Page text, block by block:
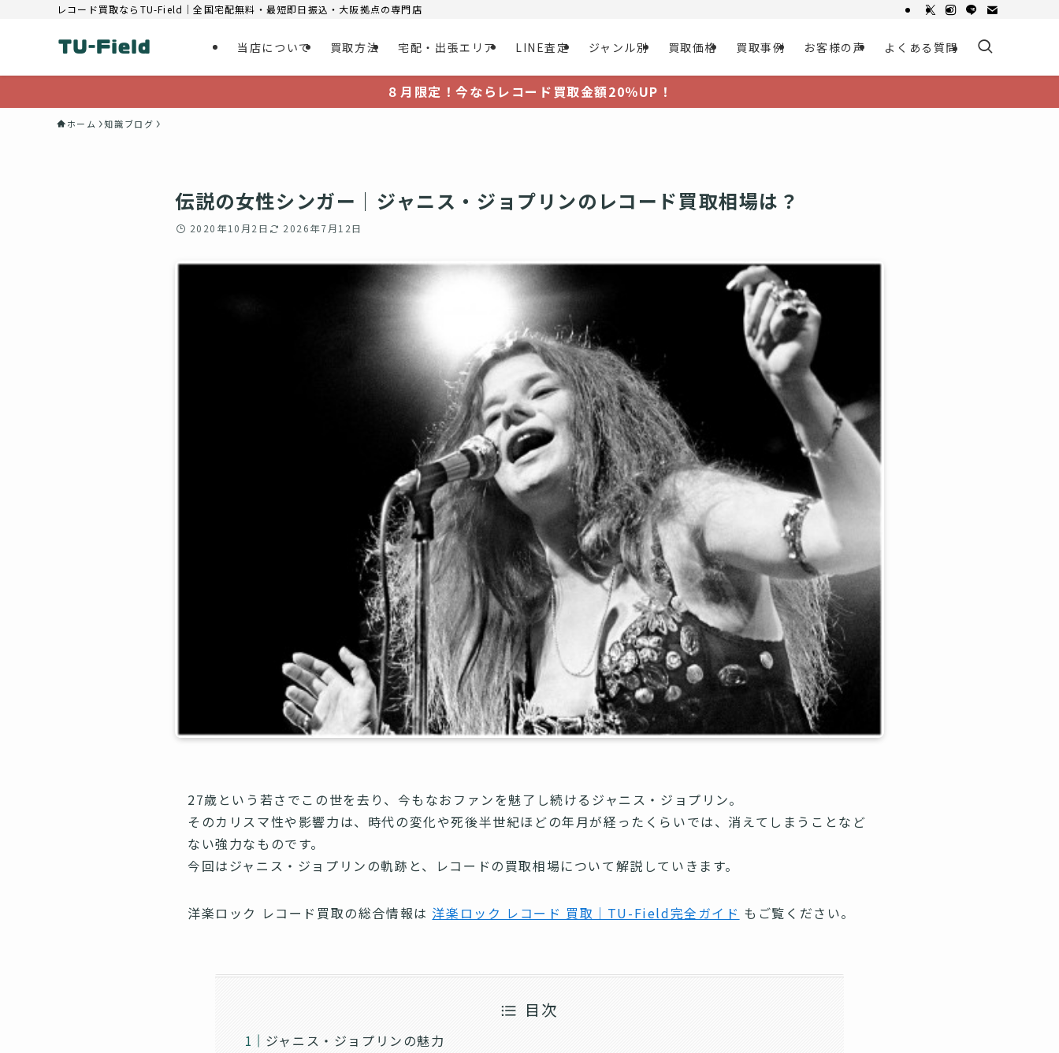
レコード買取ならTU-Field｜全国宅配無料・最短即日振込・大阪拠点の専門店
当店について 買取方法 宅配・出張エリア LINE査定 ジャンル別 買取価格 買取事例 お客様の声 よくある質問
８月限定！今ならレコード買取金額20％UP！
ホーム 知識ブログ
伝説の女性シンガー｜ジャニス・ジョプリンのレコード買取相場は？
2020年10月2日 2026年7月12日
27歳という若さでこの世を去り、今もなおファンを魅了し続けるジャニス・ジョプリン。
そのカリスマ性や影響力は、時代の変化や死後半世紀ほどの年月が経ったくらいでは、消えてしまうことなど
ない強力なものです。
今回はジャニス・ジョプリンの軌跡と、レコードの買取相場について解説していきます。
洋楽ロック レコード買取の総合情報は 洋楽ロック レコード 買取｜TU-Field完全ガイド もご覧ください。
目次
ジャニス・ジョプリンの魅力